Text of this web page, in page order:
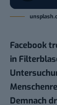
Facebook
in
Demnach